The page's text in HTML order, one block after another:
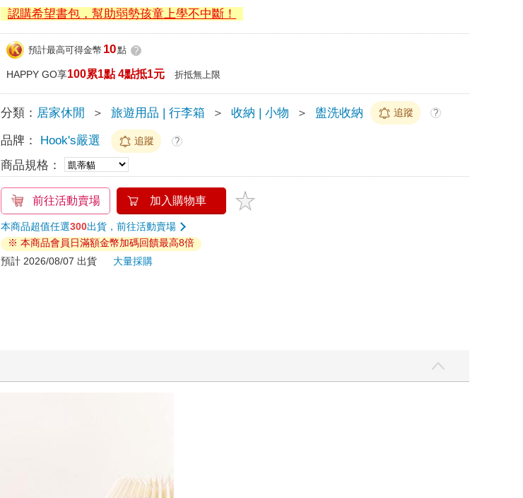
認購希望書包，幫助弱勢孩童上學不中斷！
預計最高可得金幣 10點 ?
HAPPY GO享100累1點 4點抵1元 折抵無上限
分類： 居家休閒 ＞ 旅遊用品 | 行李箱 ＞ 收納 | 小物 ＞ 盥洗收納 追蹤 ?
品牌： Hook's嚴選 追蹤 ?
商品規格：
前往活動賣場 加入購物車
本商品超值任選300出貨，前往活動賣場
※ 本商品會員日滿額金幣加碼回饋最高8倍
預計 2026/08/07 出貨
大量採購